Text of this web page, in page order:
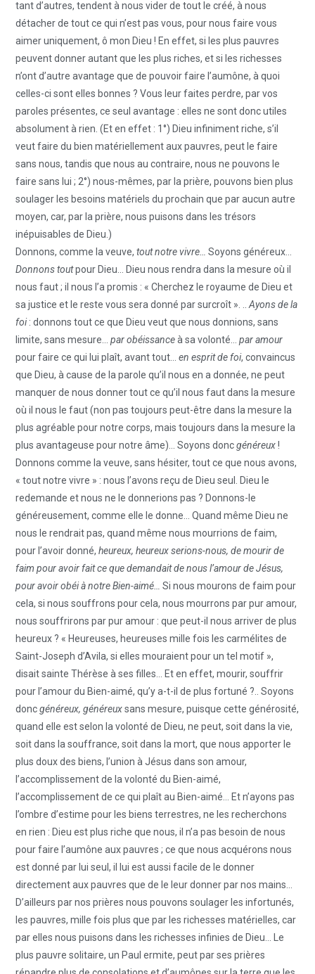
tant d’autres, tendent à nous vider de tout le créé, à nous
détacher de tout ce qui n’est pas vous, pour nous faire vous
aimer uniquement, ô mon Dieu ! En effet, si les plus pauvres
peuvent donner autant que les plus riches, et si les richesses
n’ont d’autre avantage que de pouvoir faire l’aumône, à quoi
celles-ci sont elles bonnes ? Vous leur faites perdre, par vos
paroles présentes, ce seul avantage : elles ne sont donc utiles
absolument à rien. (Et en effet : 1°) Dieu infiniment riche, s’il
veut faire du bien matériellement aux pauvres, peut le faire
sans nous, tandis que nous au contraire, nous ne pouvons le
faire sans lui ; 2°) nous-mêmes, par la prière, pouvons bien plus
soulager les besoins matériels du prochain que par aucun autre
moyen, car, par la prière, nous puisons dans les trésors
inépuisables de Dieu.)
Donnons, comme la veuve,tout notre vivre…
Soyons généreux…
Donnons toutpour Dieu… Dieu nous rendra dans la mesure où il
nous faut ; il nous l’a promis : « Cherchez le royaume de Dieu et
sa justice et le reste vous sera donné par surcroît ». ..Ayons de la
foi: donnons tout ce que Dieu veut que nous donnions, sans
limite, sans mesure…par obéissanceà sa volonté…par amour
pour faire ce qui lui plaît, avant tout…en esprit de foi, convaincus
que Dieu, à cause de la parole qu’il nous en a donnée, ne peut
manquer de nous donner tout ce qu’il nous faut dans la mesure
où il nous le faut (non pas toujours peut-être dans la mesure la
plus agréable pour notre corps, mais toujours dans la mesure la
plus avantageuse pour notre âme)… Soyons doncgénéreux!
Donnons comme la veuve, sans hésiter, tout ce que nous avons,
« tout notre vivre » : nous l’avons reçu de Dieu seul. Dieu le
redemande et nous ne le donnerions pas ? Donnons-le
généreusement, comme elle le donne… Quand même Dieu ne
nous le rendrait pas, quand même nous mourrions de faim,
pour l’avoir donné,heureux, heureux serions-nous, de mourir de
faim pour avoir fait ce que demandait de nous l’amour de Jésus,
pour avoir obéi à notre Bien-aimé…
Si nous mourons de faim pour
cela, si nous souffrons pour cela, nous mourrons par pur amour,
nous souffrirons par pur amour : que peut-il nous arriver de plus
heureux ? « Heureuses, heureuses mille fois les carmélites de
Saint-Joseph d’Avila, si elles mouraient pour un tel motif »,
disait sainte Thérèse à ses filles… Et en effet, mourir, souffrir
pour l’amour du Bien-aimé, qu’y a-t-il de plus fortuné ?.. Soyons
doncgénéreux, généreuxsans mesure, puisque cette générosité,
quand elle est selon la volonté de Dieu, ne peut, soit dans la vie,
soit dans la souffrance, soit dans la mort, que nous apporter le
plus doux des biens, l’union à Jésus dans son amour,
l’accomplissement de la volonté du Bien-aimé,
l’accomplissement de ce qui plaît au Bien-aimé… Et n’ayons pas
l’ombre d’estime pour les biens terrestres, ne les recherchons
en rien : Dieu est plus riche que nous, il n’a pas besoin de nous
pour faire l’aumône aux pauvres ; ce que nous acquérons nous
est donné par lui seul, il lui est aussi facile de le donner
directement aux pauvres que de le leur donner par nos mains…
D’ailleurs par nos prières nous pouvons soulager les infortunés,
les pauvres, mille fois plus que par les richesses matérielles, car
par elles nous puisons dans les richesses infinies de Dieu… Le
plus pauvre solitaire, un Paul ermite, peut par ses prières